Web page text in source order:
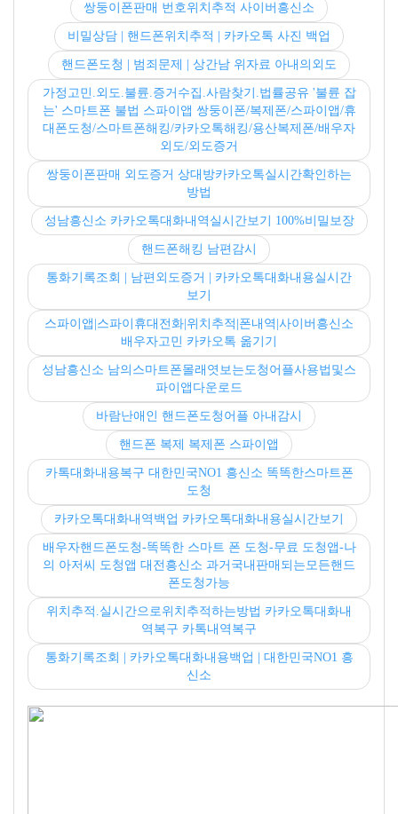
쌍둥이폰판매 번호위치추적 사이버흥신소
비밀상담 | 핸드폰위치추적 | 카카오톡 사진 백업
핸드폰도청 | 범죄문제 | 상간남 위자료 아내의외도
가정고민.외도.불륜.증거수집.사람찾기.법률공유 '불륜 잡
는' 스마트폰 불법 스파이앱 쌍둥이폰/복제폰/스파이앱/휴
대폰도청/스마트폰해킹/카카오톡해킹/용산복제폰/배우자
외도/외도증거
쌍둥이폰판매 외도증거 상대방카카오톡실시간확인하는
방법
성남흥신소 카카오톡대화내역실시간보기 100%비밀보장
핸드폰해킹 남편감시
통화기록조회 | 남편외도증거 | 카카오톡대화내용실시간
보기
스파이앱|스파이휴대전화|위치추적|폰내역|사이버흥신소
배우자고민 카카오톡 옮기기
성남흥신소 남의스마트폰몰래엿보는도청어플사용법및스
파이앱다운로드
바람난애인 핸드폰도청어플 아내감시
핸드폰 복제 복제폰 스파이앱
카톡대화내용복구 대한민국NO1 흥신소 똑똑한스마트폰
도청
카카오톡대화내역백업 카카오톡대화내용실시간보기
배우자핸드폰도청-똑똑한 스마트 폰 도청-무료 도청앱-나
의 아저씨 도청앱 대전흥신소 과거국내판매되는모든핸드
폰도청가능
위치추적.실시간으로위치추적하는방법 카카오톡대화내
역복구 카톡내역복구
통화기록조회 | 카카오톡대화내용백업 | 대한민국NO1 흥
신소